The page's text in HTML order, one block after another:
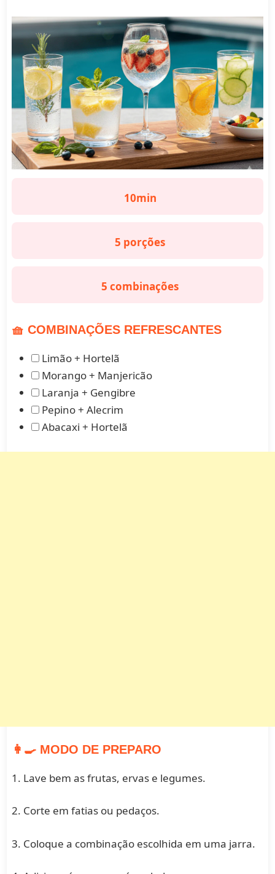
10min
5 porções
5 combinações
🧺 COMBINAÇÕES REFRESCANTES
Limão + Hortelã
Morango + Manjericão
Laranja + Gengibre
Pepino + Alecrim
Abacaxi + Hortelã
👩‍🍳 MODO DE PREPARO
1. Lave bem as frutas, ervas e legumes.
2. Corte em fatias ou pedaços.
3. Coloque a combinação escolhida em uma jarra.